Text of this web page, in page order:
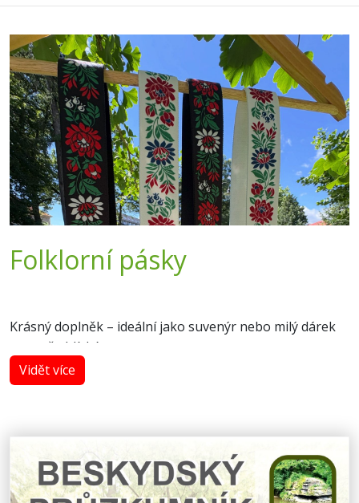
Folklorní pásky
Krásný doplněk – ideální jako suvenýr nebo milý dárek
pro vaše blízké.
Aktuálně v prodeji za 250 Kč.
Vidět více